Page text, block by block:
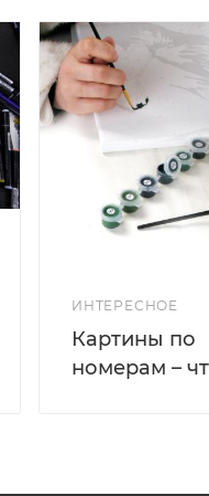
ИНТЕРЕСНОЕ
Картины по
номерам –